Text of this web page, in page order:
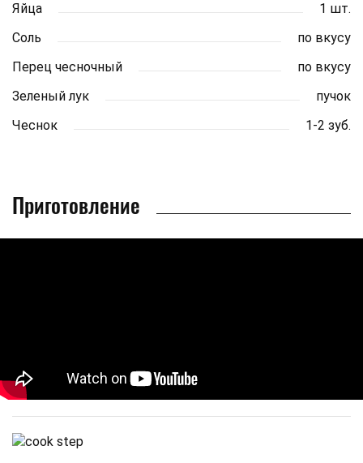
Яйца
1 шт.
Соль
по вкусу
Перец чесночный
по вкусу
Зеленый лук
пучок
Чеснок
1-2 зуб.
Приготовление